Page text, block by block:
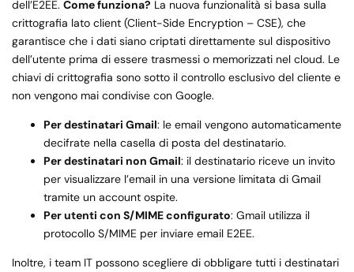
dell’E2EE. Come funziona? La nuova funzionalità si basa sulla
crittografia lato client (Client-Side Encryption – CSE), che
garantisce che i dati siano criptati direttamente sul dispositivo
dell’utente prima di essere trasmessi o memorizzati nel cloud. Le
chiavi di crittografia sono sotto il controllo esclusivo del cliente e
non vengono mai condivise con Google.
Per destinatari Gmail: le email vengono automaticamente
decifrate nella casella di posta del destinatario.
Per destinatari non Gmail: il destinatario riceve un invito
per visualizzare l’email in una versione limitata di Gmail
tramite un account ospite.
Per utenti con S/MIME configurato: Gmail utilizza il
protocollo S/MIME per inviare email E2EE.
Inoltre, i team IT possono scegliere di obbligare tutti i destinatari